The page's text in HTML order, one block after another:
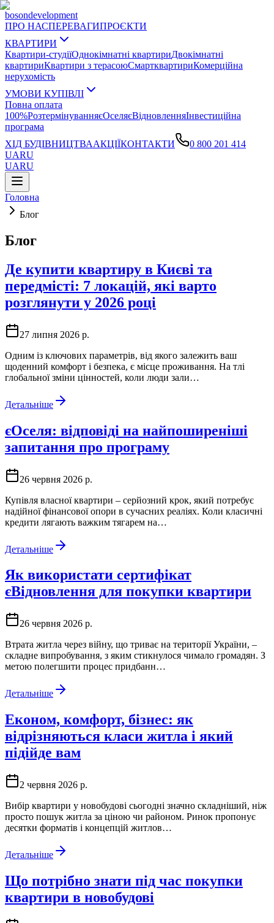
bosondevelopment
ПРО НАСПЕРЕВАГИПРОЄКТИ
КВАРТИРИ
Квартири-студіїОднокімнатні квартириДвокімнатні
квартириКвартири з терасоюСмартквартириКомерційна
нерухомість
УМОВИ КУПІВЛІ
Повна оплата
100%РозтермінуванняєОселяєВідновленняІнвестиційна
програма
ХІД БУДІВНИЦТВААКЦІЇКОНТАКТИ
0 800 201 414
UARU
UARU
Головна
Блог
Блог
Де купити квартиру в Києві та
передмісті: 7 локацій, які варто
розглянути у 2026 році
27 липня 2026 р.
Одним із ключових параметрів, від якого залежить ваш
щоденний комфорт і безпека, є місце проживання. На тлі
глобальної зміни цінностей, коли люди зали…
Детальніше
єОселя: відповіді на найпоширеніші
запитання про програму
26 червня 2026 р.
Купівля власної квартири – серйозний крок, який потребує
надійної фінансової опори в сучасних реаліях. Коли класичні
кредити лягають важким тягарем на…
Детальніше
Як використати сертифікат
єВідновлення для покупки квартири
26 червня 2026 р.
Втрата житла через війну, що триває на території України, –
складне випробування, з яким стикнулося чимало громадян. З
метою полегшити процес придбанн…
Детальніше
Економ, комфорт, бізнес: як
відрізняються класи житла і який
підійде вам
2 червня 2026 р.
Вибір квартири у новобудові сьогодні значно складніший, ніж
просто пошук житла за ціною чи районом. Ринок пропонує
десятки форматів і концепцій житлов…
Детальніше
Що потрібно знати під час покупки
квартири в новобудові